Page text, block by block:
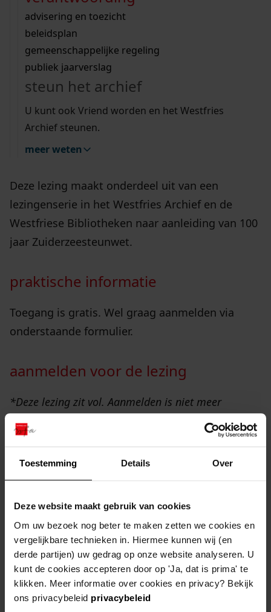
Toestemming Details Over
Deze website maakt gebruik van cookies
Om uw bezoek nog beter te maken zetten we cookies en
vergelijkbare technieken in. Hiermee kunnen wij (en
derde partijen) uw gedrag op onze website analyseren. U
kunt de cookies accepteren door op 'Ja, dat is prima' te
klikken. Meer informatie over cookies en privacy? Bekijk
ons privacybeleid privacybeleid
bouwvergunningen
omgevingsvergunningen
vergunningen
beeld en geluid
uitleg nodig?
Wij helpen u op weg met een aantal zoektips.
bekijk alle zoektips
Wij helpen u op weg met een aantal zoektips.
bekijk alle zoektips
bekijk ons geschiedenislokaal
advisering en toezicht
beleidsplan
gemeenschappelijke regeling
publiek jaarverslag
steun het archief
U kunt ook Vriend worden en het Westfries
Archief steunen.
meer weten
24 februari om 20:00 verzorgt Ronald Nijboer
een lezing. De lezing gaat over zijn boek
“Wereldzee in de polder” en vertelt over zijn reis
rond de Zuiderzee in het kielzog van Henry
Havard.
Deze lezing maakt onderdeel uit van een
lezingenserie in het Westfries Archief en de
Westfriese Bibliotheken naar aanleiding van 100
jaar Zuiderzeesteunwet.
praktische informatie
Toegang is gratis. Wel graag aanmelden via
onderstaande formulier.
aanmelden voor de lezing
*Deze lezing zit vol. Aanmelden is niet meer
mogelijk*
overzicht
wanneer
24 feb
20:00 -21:00
locatie
Westfries Archief
Blauwe Berg 5c, 1625 NT